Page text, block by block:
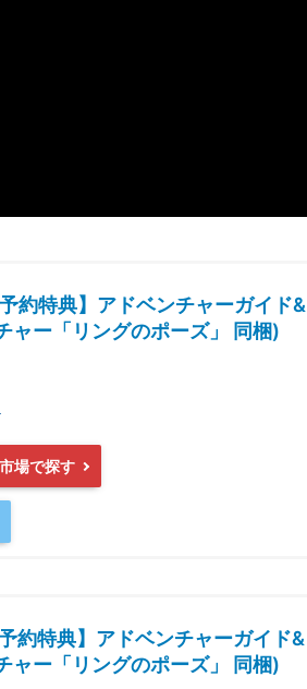
約特典】アドベンチャーガイド&
ャー「リングのポーズ」 同梱)
場で探す
約特典】アドベンチャーガイド&
ャー「リングのポーズ」 同梱)